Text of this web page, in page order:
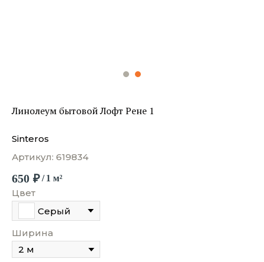
Линолеум бытовой Лофт Рене 1
Sinteros
Артикул: 619834
650 ₽/ 1 м²
Цвет
Серый
Ширина